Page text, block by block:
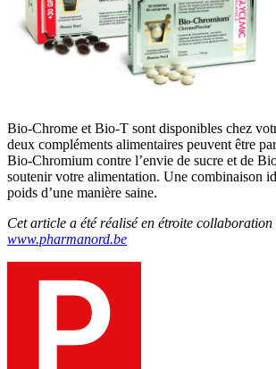
Bio-Chrome et Bio-T sont disponibles chez
deux compléments alimentaires peuvent être
Bio-Chromium contre l’envie de sucre et de
soutenir votre alimentation. Une combinaison
poids d’une manière saine.
Cet article a été réalisé en étroite
www.pharmanord.be